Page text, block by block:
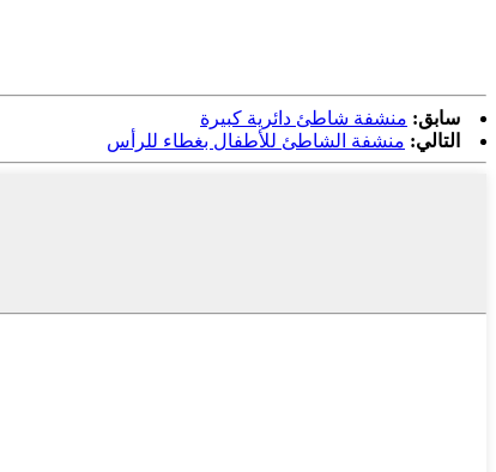
سابق: منشفة شاطئ دائرية كبيرة
التالي: منشفة الشاطئ للأطفال بغطاء للرأس